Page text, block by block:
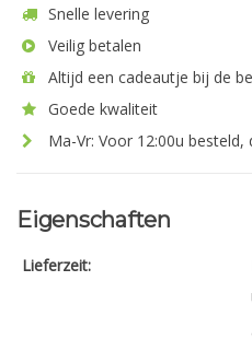
Snelle levering
Veilig betalen
Altijd een cadeautje bij de
Goede kwaliteit
Ma-Vr: Voor 12:00u besteld,
Eigenschaften
Lieferzeit: